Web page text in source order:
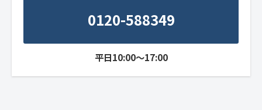
0120-588349
平日10:00～17:00